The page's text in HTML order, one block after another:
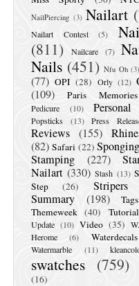
NailPiercing (3) Nailart
Nailart Contest (5)
(811)
Nailcare (7)
Nails (451) Nfu Oh (3)
(77) OPI (28) Orly (12)
(109)
Paris Memories
Pedicure (10) Personal
Popsticks (13) Press
Reviews (155)
(82) Safari (22) Sponging
Stamping
(227)
Nailart (330) Stash (13)
Step
(26) Stripers
Summary
(198) Tags
Themeweek (40)
Update (10) Video (35)
Herome
(6) Waterdecals
Watermarble (11)
swatches (759)
(16)